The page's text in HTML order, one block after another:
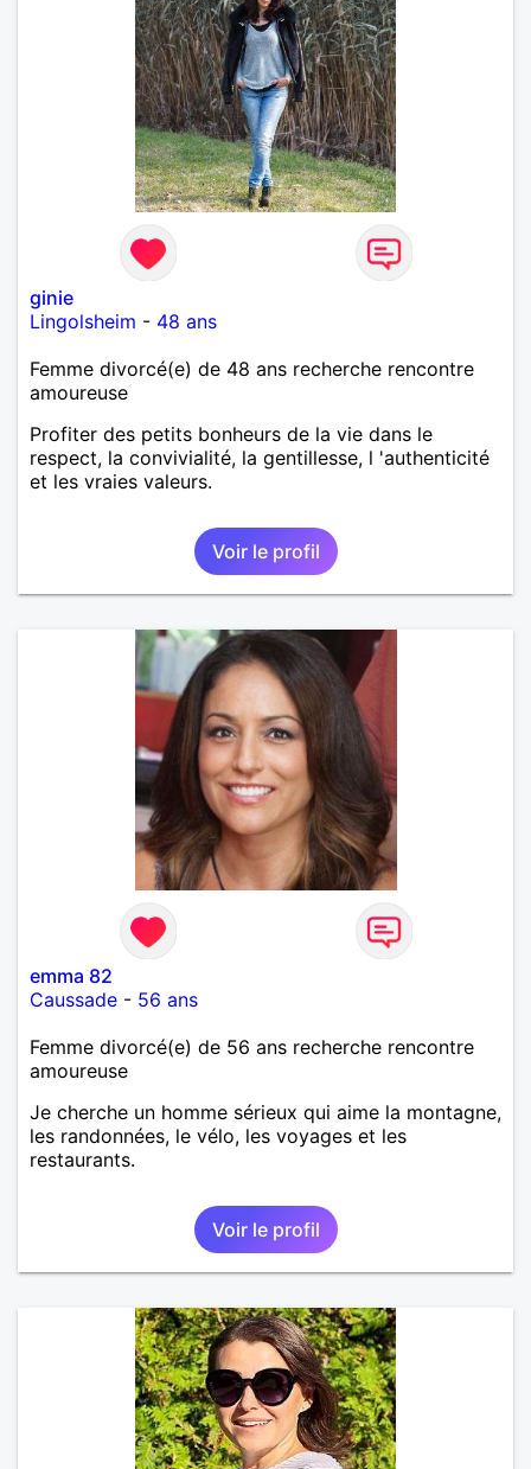
ginie
Lingolsheim - 48 ans
Femme divorcé(e) de 48 ans recherche rencontre
amoureuse
Profiter des petits bonheurs de la vie dans le
respect, la convivialité, la gentillesse, l 'authenticité
et les vraies valeurs.
Voir le profil
emma 82
Caussade - 56 ans
Femme divorcé(e) de 56 ans recherche rencontre
amoureuse
Je cherche un homme sérieux qui aime la montagne,
les randonnées, le vélo, les voyages et les
restaurants.
Voir le profil